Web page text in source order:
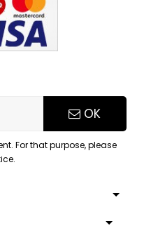
OK
For that purpose, please